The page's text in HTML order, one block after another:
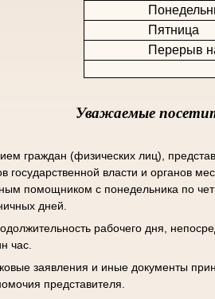
Пятница
Перерыв
Уважаемые
граждан (физических лиц),
государственной власти и органов
помощником с понедельника по
дней.
рабочего дня,
час.
заявления и иные документы
представителя.